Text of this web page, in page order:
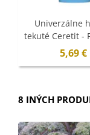
Univerzálne
tekuté Ceretit -
Mineral -
5,69 €
8 INÝCH